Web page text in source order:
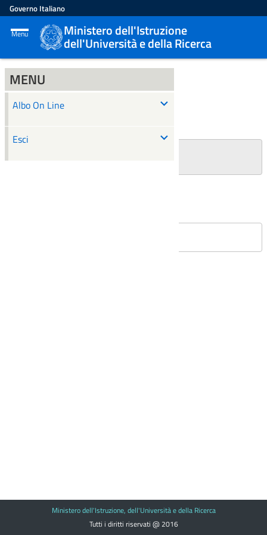
Governo Italiano
Menu Ministero dell'Istruzione
dell'Università e della Ricerca
MENU
Albo On Line
Esci
ALBO ON LINE
Ricerca
Ministero dell'Istruzione, dell'Università e della Ricerca
Tutti i diritti riservati @ 2016